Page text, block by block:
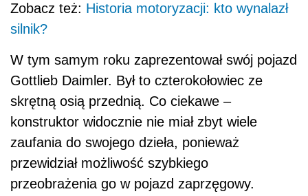
Zobacz też: Historia motoryzacji: kto wynalazł
silnik?
W tym samym roku zaprezentował swój pojazd
Gottlieb Daimler. Był to czterokołowiec ze
skrętną osią przednią. Co ciekawe –
konstruktor widocznie nie miał zbyt wiele
zaufania do swojego dzieła, ponieważ
przewidział możliwość szybkiego
przeobrażenia go w pojazd zaprzęgowy.